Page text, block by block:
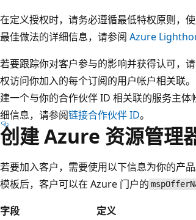
在定义授权时，请务必遵循最低特权原则，
最佳做法的详细信息，请参阅 Azure
若要跟踪你对客户参与的影响并获得认可，
权访问你加入的每个订阅的用户帐户相关联
建一个与你的合作伙伴 ID 相关联的服务主
细信息，请参阅链接合作伙伴 ID。
创建 Azure 资源管理
若要加入客户，需要使用以下信息为你的产
模板后，客户可以在 Azure 门户的
字段
定义